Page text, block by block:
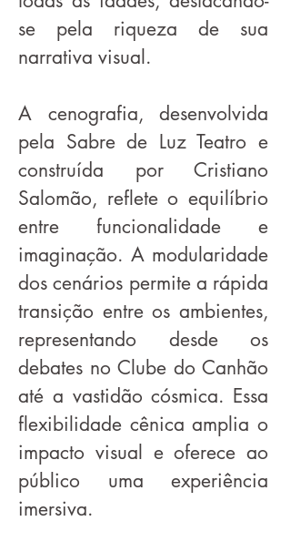
se pela riqueza de sua
narrativa visual.
A cenografia, desenvolvida
pela Sabre de Luz Teatro e
construída por Cristiano
Salomão, reflete o equilíbrio
entre funcionalidade e
imaginação. A modularidade
dos cenários permite a rápida
transição entre os ambientes,
representando desde os
debates no Clube do Canhão
até a vastidão cósmica. Essa
flexibilidade cênica amplia o
impacto visual e oferece ao
público uma experiência
imersiva.